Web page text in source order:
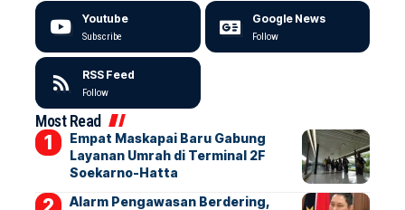
Youtube
Subscribe
Google News
Follow
RSS Feed
Follow
Most Read
Empat Maskapai Baru Gabung
Layanan Umrah di Terminal 2F
Soekarno-Hatta
Alarm Pengawasan Berdering,